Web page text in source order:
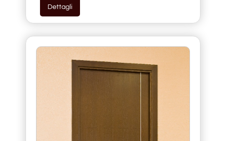
Dettagli